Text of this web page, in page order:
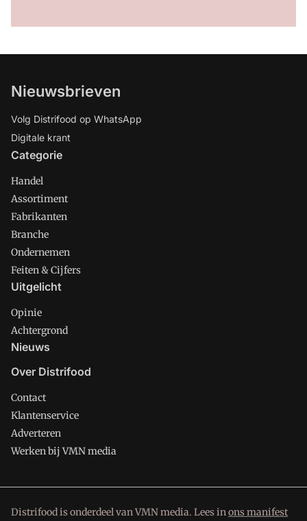
Nieuwsbrieven
Volg Distrifood op WhatsApp
Digitale krant
Categorie
Handel
Assortiment
Fabrikanten
Branche
Ondernemen
Feiten & Cijfers
Uitgelicht
Opinie
Achtergrond
Nieuws
Over Distrifood
Contact
Klantenservice
Adverteren
Werken bij VMN media
Distrifood is onderdeel van VMN media. Lees inons manifest